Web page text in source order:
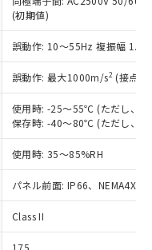
(初期値)
誤動作: 10～55Hz 複振幅
誤動作: 最大1000m/s2 (接点
使用時: -25～55℃ (ただし、氷
保存時: -40～80℃ (ただし、氷
使用時: 35～85%RH
パネル前面: IP66、NEMA4X,
Class II
175
標準価格はお客
お客様担当のオ
・当社販売員に
店や当社販売拠
ク
」をご確認
に漏洩または開
ます。
スト作成サー
には、I-Web
れている必要が
(2-エチルヘキシ
下、フタル酸ブチ
ジイソブチル
制御機器に対する
ては閾値を超える意
ます。
により、予定
。
ジフェニルエーテ
ル酸ブチルベンジ
ル)) : 1000ppm
のすべてが基
す。
おいて有害物
深刻な影響を
。
る場合は、完
法に輸出されな
ます。
兵器、ミサイ
器またはその他
造装置等に一切
三者に販売する
び3の内容を当
。また当社は、
わる関係者が違
。
あり
いが在庫あり
庫状況につ
お取引先、ま
オムロン制御
販売員にご確
た在庫状況の
い機種